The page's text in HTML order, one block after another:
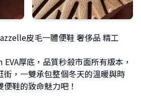
皮毛一體便鞋 奢侈品 精工
厚底，品質秒殺市面所有版本，
街，一雙承包整個冬天的溫暖與時
鞋的致命魅力吧！